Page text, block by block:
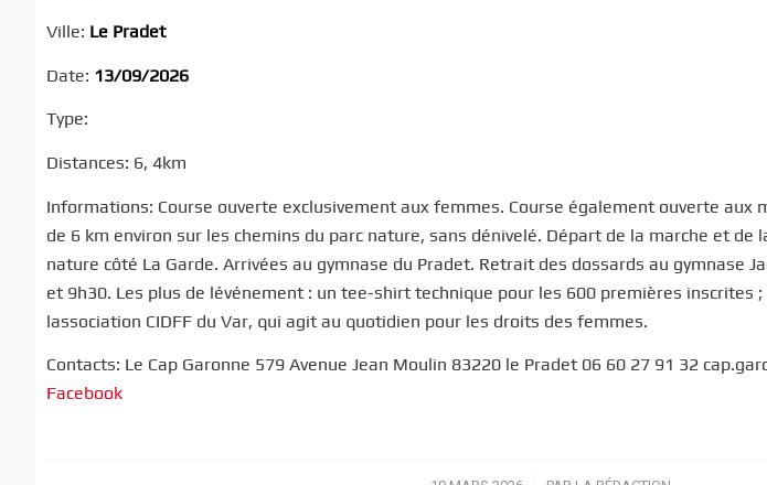
Ville: Le Pradet
Date: 13/09/2026
Type:
Distances: 6, 4km
Informations: Course ouverte exclusivement aux femmes. Course également ouverte aux
de 6 km environ sur les chemins du parc nature, sans dénivelé. Départ de la marche et de
nature côté La Garde. Arrivées au gymnase du Pradet. Retrait des dossards au gymnase
et 9h30. Les plus de lévénement : un tee-shirt technique pour les 600 premières inscrites
lassociation CIDFF du Var, qui agit au quotidien pour les droits des femmes.
Contacts: Le Cap Garonne 579 Avenue Jean Moulin 83220 le Pradet 06 60 27 91 32
Facebook